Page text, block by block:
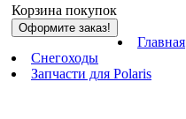
Корзина покупок
Оформите заказ!
Главная
Снегоходы
Запчасти для Polaris